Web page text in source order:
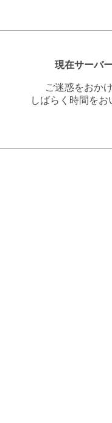
現在サーバ
ご迷惑をおか
しばらく時間を